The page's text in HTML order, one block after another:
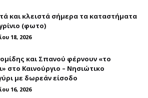
και κλειστά σήμερα τα καταστήματα
(φωτο)
18, 2026
και Σπανού φέρνουν «το
στο Καινούργιο – Νησιώτικο
με δωρεάν είσοδο
16, 2026